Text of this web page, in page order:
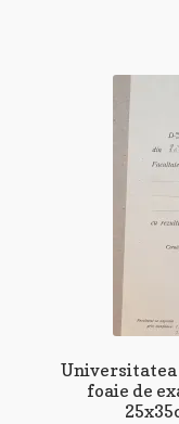
Universitatea
foaie de